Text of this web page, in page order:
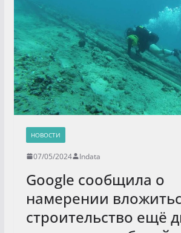
НОВОСТИ
07/05/2024 Indata
Google сообщила о
намерении
строительство ещё